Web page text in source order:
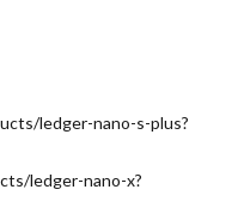
ledger-nano-s-plus?
ledger-nano-x?